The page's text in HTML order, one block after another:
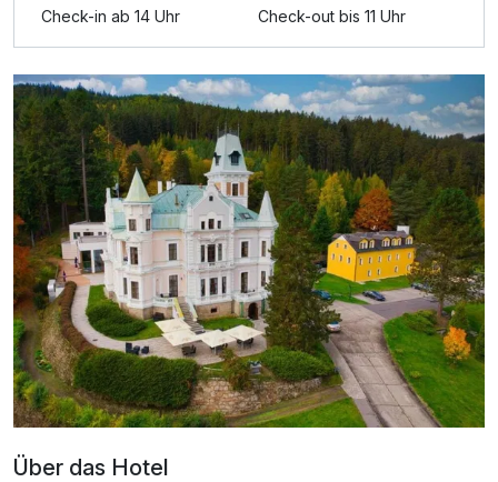
Für 3 Tage p.P. ab299,00 €
Check-in ab 14 Uhr Check-out bis 11 Uhr
Über das Hotel